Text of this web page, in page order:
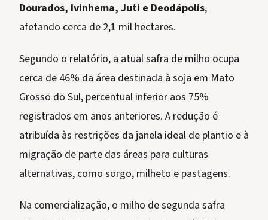
Dourados, Ivinhema, Juti e Deodápolis,
afetando cerca de 2,1 mil hectares.
Segundo o relatório, a atual safra de milho ocupa
cerca de 46% da área destinada à soja em Mato
Grosso do Sul, percentual inferior aos 75%
registrados em anos anteriores. A redução é
atribuída às restrições da janela ideal de plantio e à
migração de parte das áreas para culturas
alternativas, como sorgo, milheto e pastagens.
Na comercialização, o milho de segunda safra